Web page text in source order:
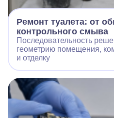
Ремонт туалета: от
контрольного смыва
Последовательность
геометрию помещения,
и отделку